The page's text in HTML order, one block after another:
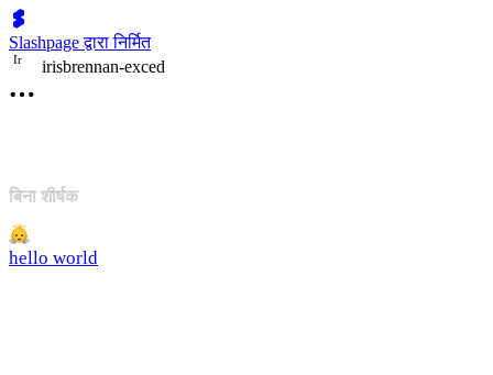
Slashpage द्वारा निर्मित
Ir irisbrennan-exced
बिना शीर्षक
hello world